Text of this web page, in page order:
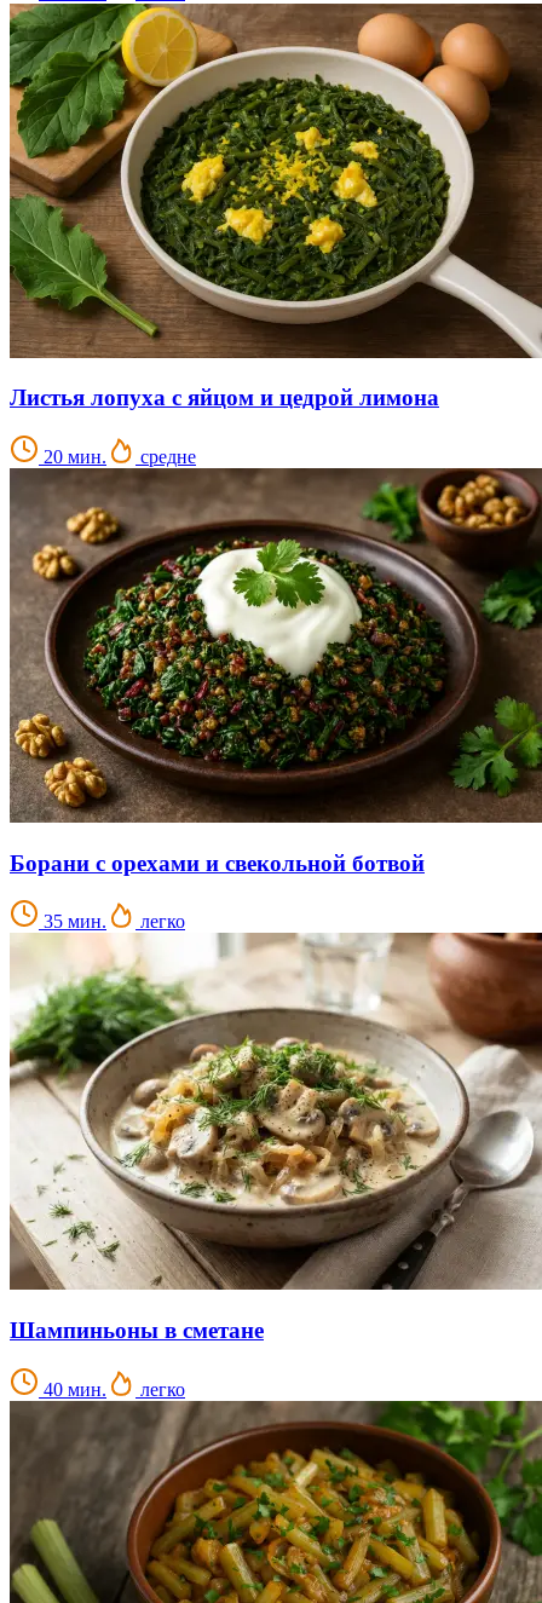
Листья лопуха с яйцом и цедрой лимона
20 мин. средне
Борани с орехами и свекольной ботвой
35 мин. легко
Шампиньоны в сметане
40 мин. легко